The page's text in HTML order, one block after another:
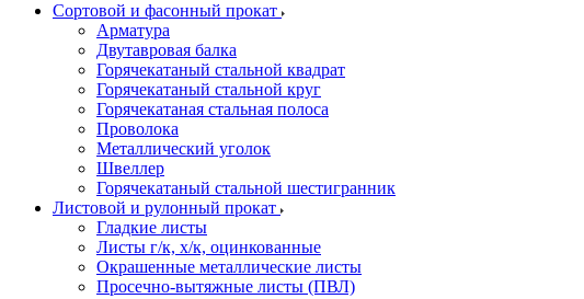
Сортовой и фасонный прокат
Арматура
Двутавровая балка
Горячекатаный стальной квадрат
Горячекатаный стальной круг
Горячекатаная стальная полоса
Проволока
Металлический уголок
Швеллер
Горячекатаный стальной шестигранник
Листовой и рулонный прокат
Гладкие листы
Листы г/к, х/к, оцинкованные
Окрашенные металлические листы
Просечно-вытяжные листы (ПВЛ)